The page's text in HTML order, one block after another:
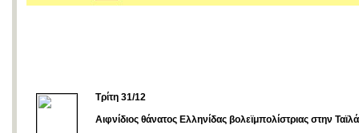
Tρίτη 31/12
Αιφνίδιος θάνατος Ελληνίδας βολεϊμπολίστριας στην